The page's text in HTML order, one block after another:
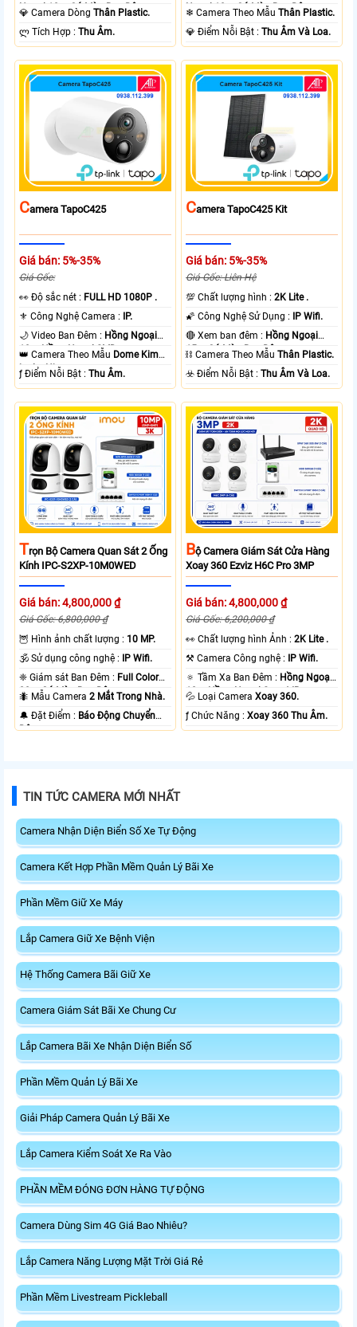
Ngoại 10m Có Màu Ban Ðêm.
💎 Camera DòngThân Plastic.
️ლ Tích Hợp :Thu Âm.
Ngoại 10m Có Màu Ban Ðêm.
❄ Camera Theo MẫuThân Plastic.
️💎 Điểm Nỗi Bật :Thu Âm Và Loa.
CAmera TapoC425
Giá bán: 5%-35%
Giá Gốc:
️👀 Độ sắc nét : FULL HD 1080P .
⚜️ Công Nghệ Camera : IP.
🌙 Video Ban Đêm : Hồng Ngoại
10m Hồng Ngoại SMD.
👑 Camera Theo Mẫu Dome Kim
loại + Nhựa.
️ƒ Điểm Nỗi Bật :Thu Âm.
CAmera TapoC425 Kit
Giá bán: 5%-35%
Giá Gốc: Liên Hệ
💯 Chất lượng hình :2K Lite .
🌠 Công Nghệ Sử Dụng : IP Wifi.
🔴 Xem ban đêm : Hồng Ngoại
15m Có Màu Ban Ðêm.
⛓ Camera Theo MẫuThân Plastic.
️☣️ Điểm Nỗi Bật :Thu Âm Và Loa.
TRọn Bộ Camera Quan Sát 2 Ống
Kính IPC-S2XP-10M0WED
Giá bán: 4,800,000 ₫
Giá Gốc: 6,800,000 ₫
🦉 Hình ảnh chất lượng : 10 MP.
🕉️ Sử dụng công nghệ : IP Wifi.
❈ Giám sát Ban Đêm : Full Color
20m Có Màu Ban Ðêm.
🐜 Mẫu Camera2 Mắt Trong Nhà.
️🔔 Đặt Điểm : Báo Động Chuyển
Động.
BỘ Camera Giám Sát Cửa Hàng
Xoay 360 Ezviz H6C Pro 3MP
Giá bán: 4,800,000 ₫
Giá Gốc: 6,200,000 ₫
️👀 Chất lượng hình Ảnh :2K Lite .
⚒ Camera Công nghệ : IP Wifi.
🔅 Tầm Xa Ban Đêm : Hồng Ngoại
10m Hồng Ngoại Smart IR.
💦 Loại CameraXoay 360.
️ƒ Chức Năng :Xoay 360 Thu Âm.
TIN TỨC CAMERA MỚI NHẤT
Camera Nhận Diện Biển Số Xe Tự Động
Camera Kết Hợp Phần Mềm Quản Lý Bãi Xe
Phần Mềm Giữ Xe Máy
Lắp Camera Giữ Xe Bệnh Viện
Hệ Thống Camera Bãi Giữ Xe
Camera Giám Sát Bãi Xe Chung Cư
Lắp Camera Bãi Xe Nhận Diện Biển Số
Phần Mềm Quản Lý Bãi Xe
Giải Pháp Camera Quản Lý Bãi Xe
Lắp Camera Kiểm Soát Xe Ra Vào
PHẦN MỀM ĐÓNG ĐƠN HÀNG TỰ ĐỘNG
Camera Dùng Sim 4G Giá Bao Nhiêu?
Lắp Camera Năng Lượng Mặt Trời Giá Rẻ
Phần Mềm Livestream Pickleball